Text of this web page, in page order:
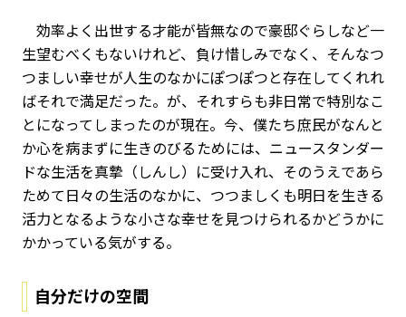
効率よく出世する才能が皆無なので豪邸ぐらしなど一
生望むべくもないけれど、負け惜しみでなく、そんなつ
つましい幸せが人生のなかにぽつぽつと存在してくれれ
ばそれで満足だった。が、それすらも非日常で特別なこ
とになってしまったのが現在。今、僕たち庶民がなんと
か心を病まずに生きのびるためには、ニュースタンダー
ドな生活を真摯（しんし）に受け入れ、そのうえであら
ためて日々の生活のなかに、つつましくも明日を生きる
活力となるような小さな幸せを見つけられるかどうかに
かかっている気がする。
自分だけの空間